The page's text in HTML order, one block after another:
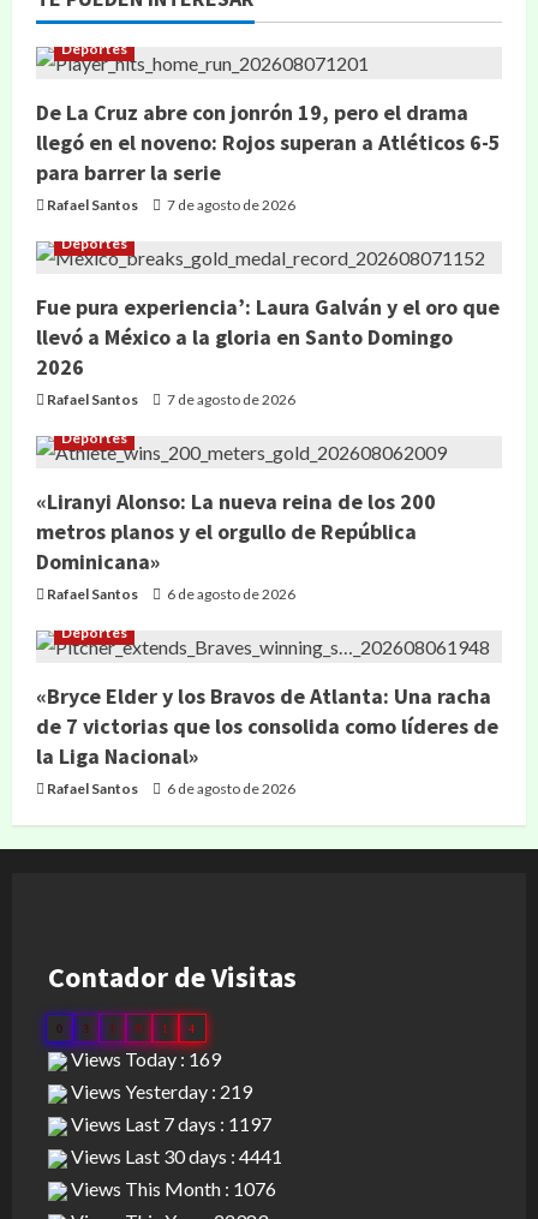
Deportes
De La Cruz abre con jonrón 19, pero el drama
llegó en el noveno: Rojos superan a Atléticos 6-5
para barrer la serie
Rafael Santos 7 de agosto de 2026
Deportes
Fue pura experiencia’: Laura Galván y el oro que
llevó a México a la gloria en Santo Domingo
2026
Rafael Santos 7 de agosto de 2026
Deportes
«Liranyi Alonso: La nueva reina de los 200
metros planos y el orgullo de República
Dominicana»
Rafael Santos 6 de agosto de 2026
Deportes
«Bryce Elder y los Bravos de Atlanta: Una racha
de 7 victorias que los consolida como líderes de
la Liga Nacional»
Rafael Santos 6 de agosto de 2026
Contador de Visitas
0 3 1 0 1 4
Views Today : 169
Views Yesterday : 219
Views Last 7 days : 1197
Views Last 30 days : 4441
Views This Month : 1076